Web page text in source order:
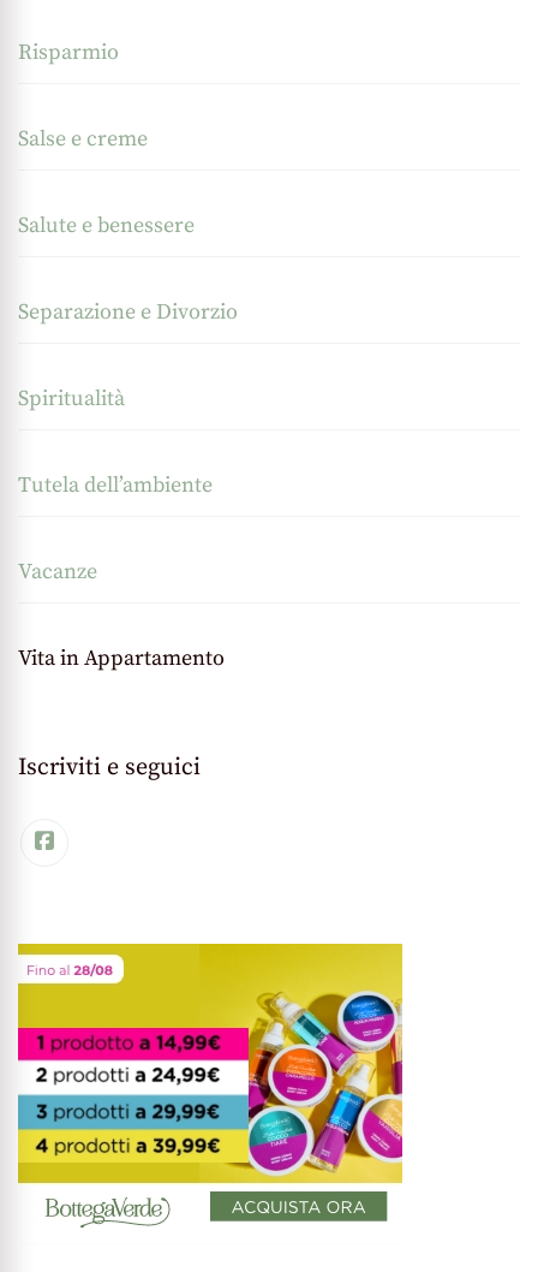
Risparmio
Salse e creme
Salute e benessere
Separazione e Divorzio
Spiritualità
Tutela dell’ambiente
Vacanze
Vita in Appartamento
Iscriviti e seguici